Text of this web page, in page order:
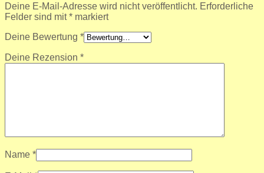
Deine E-Mail-Adresse wird nicht veröffentlicht. Erforderliche
Felder sind mit* markiert
Deine Bewertung *
Deine Rezension *
Name *